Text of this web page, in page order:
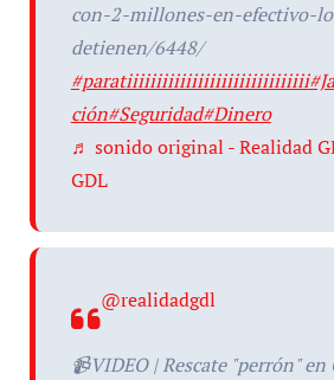
con-2-millones-en-efectivo-
detienen/6448/
#paratiiiiiiiiiiiiiiiiiiiiiiiiiiiiiii
ción#Seguridad#Dinero
♬ sonido original - Realidad
GDL
@realidadgdl
📹VIDEO | Rescate "perrón" en